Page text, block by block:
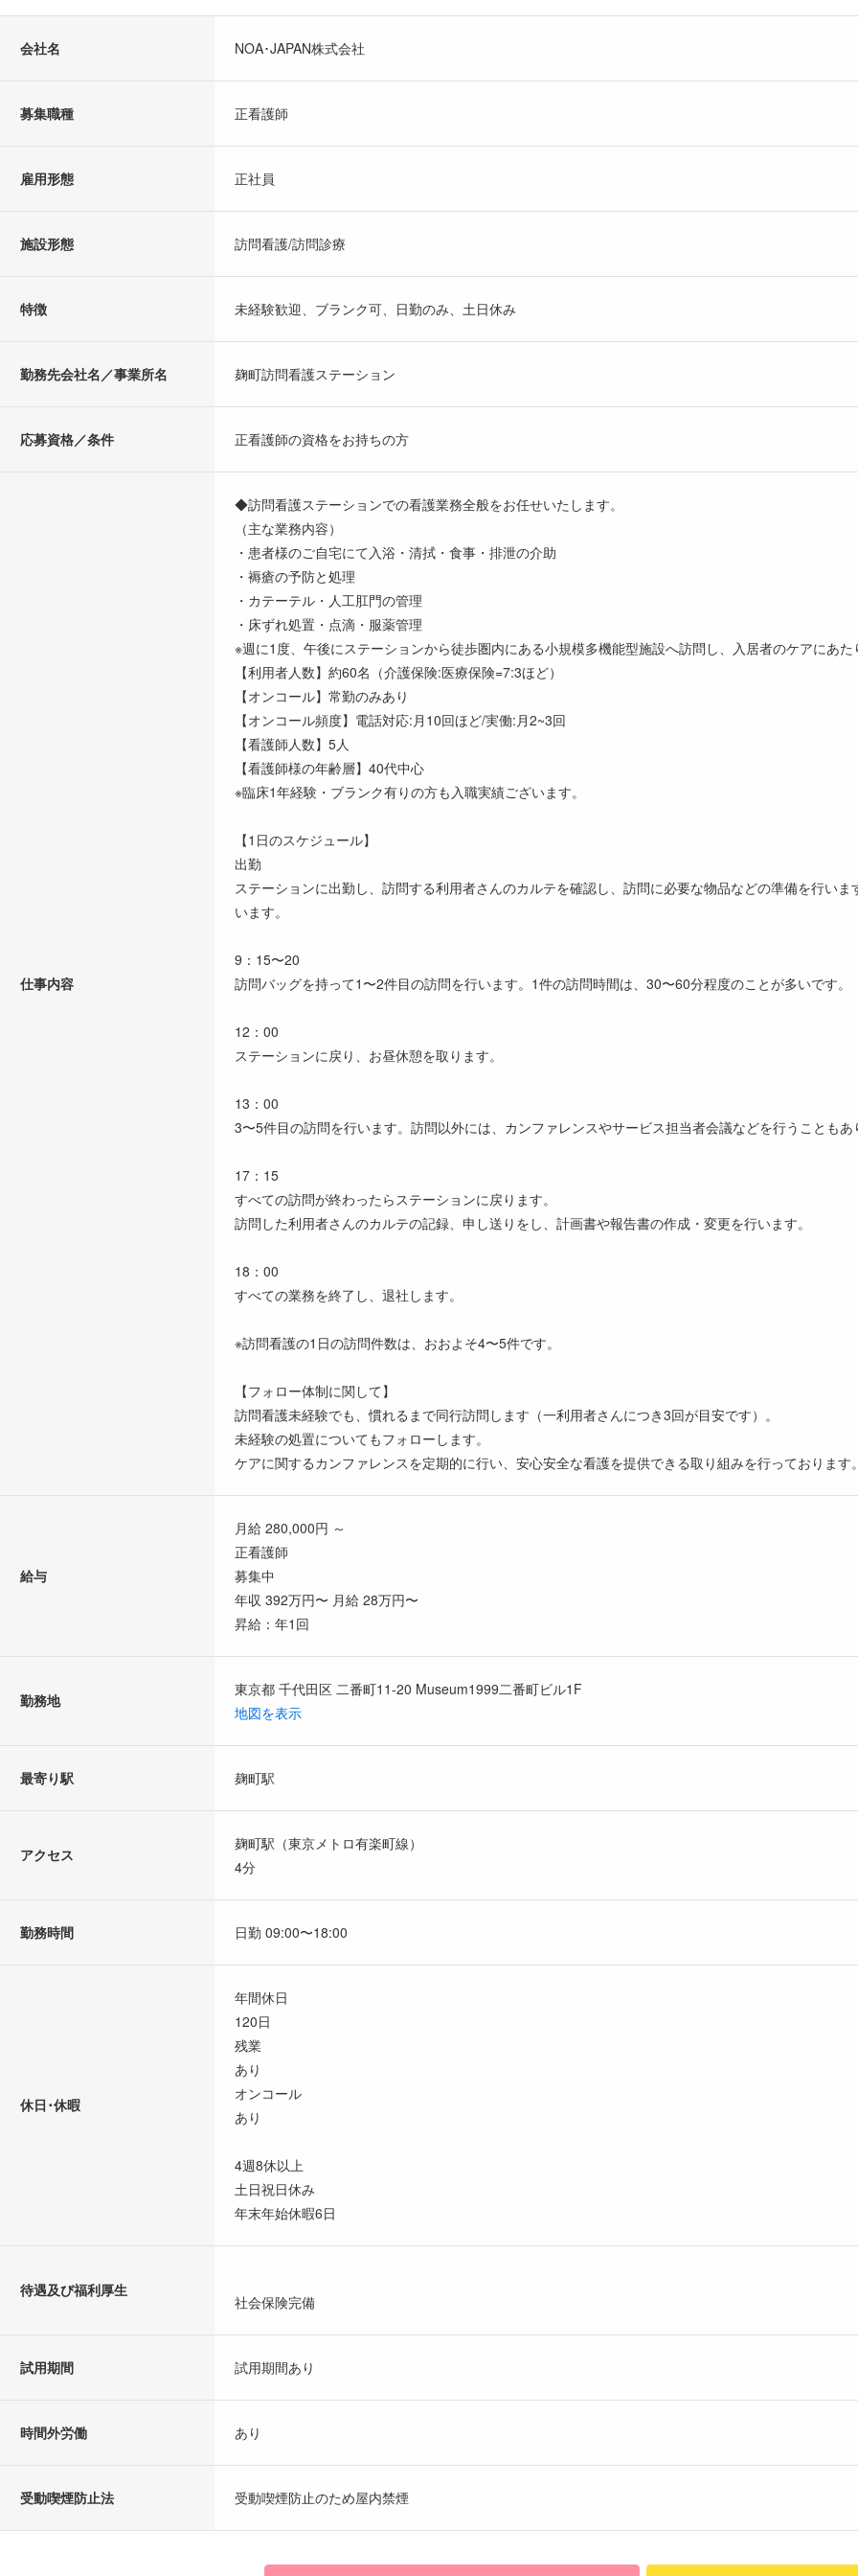
会社名 NOA･JAPAN株式会社
募集職種 正看護師
雇用形態 正社員
施設形態 訪問看護/訪問診療
特徴 未経験歓迎、ブランク可、日勤のみ、土日休み
勤務先会社名／事業所名 麹町訪問看護ステーション
応募資格／条件 正看護師の資格をお持ちの方
仕事内容
◆訪問看護ステーションでの看護業務全般をお任せいたします。
（主な業務内容）
・患者様のご自宅にて入浴・清拭・食事・排泄の介助
・褥瘡の予防と処理
・カテーテル・人工肛門の管理
・床ずれ処置・点滴・服薬管理
※週に1度、午後にステーションから徒歩圏内にある小規模多機能型施設へ訪問し、入居者のケアにあた
【利用者人数】約60名（介護保険:医療保険=7:3ほど）
【オンコール】常勤のみあり
【オンコール頻度】電話対応:月10回ほど/実働:月2~3回
【看護師人数】5人
【看護師様の年齢層】40代中心
※臨床1年経験・ブランク有りの方も入職実績ございます。
【1日のスケジュール】
出勤
ステーションに出勤し、訪問する利用者さんのカルテを確認し、訪問に必要な物品などの準備を行い
います。
9：15〜20
訪問バッグを持って1〜2件目の訪問を行います。1件の訪問時間は、30〜60分程度のことが多いです。
12：00
ステーションに戻り、お昼休憩を取ります。
13：00
3〜5件目の訪問を行います。訪問以外には、カンファレンスやサービス担当者会議などを行うこともあ
17：15
すべての訪問が終わったらステーションに戻ります。
訪問した利用者さんのカルテの記録、申し送りをし、計画書や報告書の作成・変更を行います。
18：00
すべての業務を終了し、退社します。
※訪問看護の1日の訪問件数は、おおよそ4〜5件です。
【フォロー体制に関して】
訪問看護未経験でも、慣れるまで同行訪問します（一利用者さんにつき3回が目安です）。
未経験の処置についてもフォローします。
ケアに関するカンファレンスを定期的に行い、安心安全な看護を提供できる取り組みを行っております
給与
月給 280,000円 ～
正看護師
募集中
年収 392万円〜 月給 28万円〜
昇給：年1回
勤務地
東京都 千代田区 二番町11-20 Museum1999二番町ビル1F
地図を表示
最寄り駅 麹町駅
アクセス
麹町駅（東京メトロ有楽町線）
4分
勤務時間 日勤 09:00〜18:00
休日･休暇
年間休日
120日
残業
あり
オンコール
あり
4週8休以上
土日祝日休み
年末年始休暇6日
待遇及び福利厚生
社会保険完備
試用期間 試用期間あり
時間外労働 あり
受動喫煙防止法 受動喫煙防止のため屋内禁煙